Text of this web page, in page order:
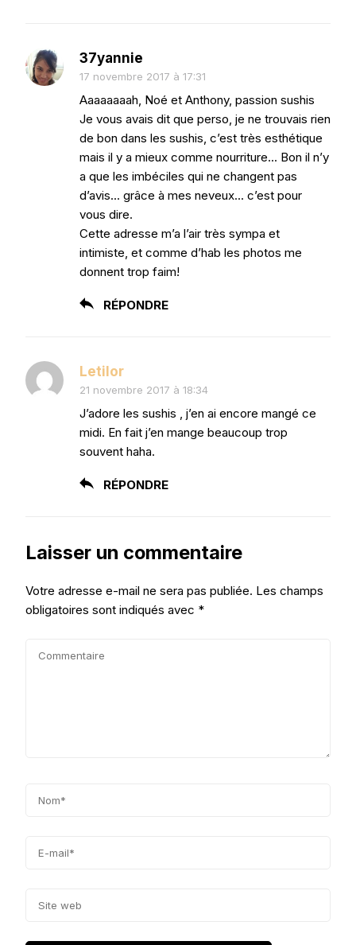
37yannie
17 novembre 2017 à 17:31
Aaaaaaaah, Noé et Anthony, passion sushis
Je vous avais dit que perso, je ne trouvais rien
de bon dans les sushis, c’est très esthétique
mais il y a mieux comme nourriture… Bon il n’y
a que les imbéciles qui ne changent pas
d’avis… grâce à mes neveux… c’est pour
vous dire.
Cette adresse m’a l’air très sympa et
intimiste, et comme d’hab les photos me
donnent trop faim!
RÉPONDRE
Letilor
21 novembre 2017 à 18:34
J’adore les sushis , j’en ai encore mangé ce
midi. En fait j’en mange beaucoup trop
souvent haha.
RÉPONDRE
Laisser un commentaire
Votre adresse e-mail ne sera pas publiée. Les champs
obligatoires sont indiqués avec *